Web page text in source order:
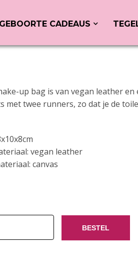
GEBOORTE CADEAUS
up bag is van vegan leather
met twee runners, zo dat je de
vegan leather
canvas
BESTEL